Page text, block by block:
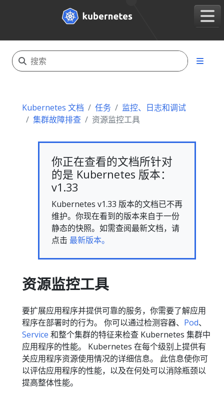
Kubernetes 文档 任务
监控、日志和调试
集群故障排查
资源监控工具
你正在查看的文档所针对
的是 Kubernetes 版本：
v1.33
Kubernetes v1.33 版本的文档已不再
维护。你现在看到的版本来自于一份
静态的快照。如需查阅最新文档，请
点击 最新版本。
资源监控工具
要扩展应用程序并提供可靠的服务，你需要了解应用
程序在部署时的行为。 你可以通过检测容器、 Pod、
Service 和整个集群的特征来检查 Kubernetes 集群中
应用程序的性能。 Kubernetes 在每个级别上提供有
关应用程序资源使用情况的详细信息。 此信息使你可
以评估应用程序的性能，以及在何处可以消除瓶颈以
提高整体性能。